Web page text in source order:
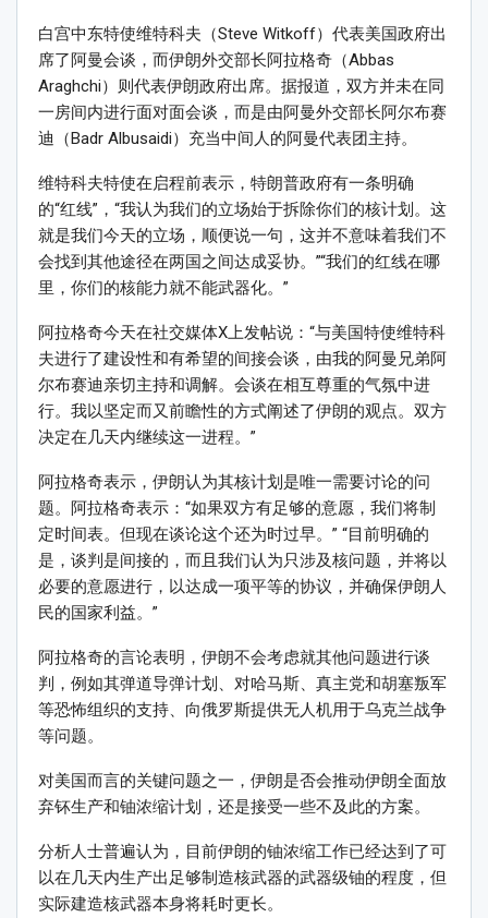
白宫中东特使维特科夫（Steve Witkoff）代表美国政府出
席了阿曼会谈，而伊朗外交部长阿拉格奇（Abbas
Araghchi）则代表伊朗政府出席。据报道，双方并未在同
一房间内进行面对面会谈，而是由阿曼外交部长阿尔布赛
迪（Badr Albusaidi）充当中间人的阿曼代表团主持。
维特科夫特使在启程前表示，特朗普政府有一条明确
的“红线”，“我认为我们的立场始于拆除你们的核计划。这
就是我们今天的立场，顺便说一句，这并不意味着我们不
会找到其他途径在两国之间达成妥协。”“我们的红线在哪
里，你们的核能力就不能武器化。”
阿拉格奇今天在社交媒体X上发帖说：“与美国特使维特科
夫进行了建设性和有希望的间接会谈，由我的阿曼兄弟阿
尔布赛迪亲切主持和调解。会谈在相互尊重的气氛中进
行。我以坚定而又前瞻性的方式阐述了伊朗的观点。双方
决定在几天内继续这一进程。”
阿拉格奇表示，伊朗认为其核计划是唯一需要讨论的问
题。阿拉格奇表示：“如果双方有足够的意愿，我们将制
定时间表。但现在谈论这个还为时过早。” “目前明确的
是，谈判是间接的，而且我们认为只涉及核问题，并将以
必要的意愿进行，以达成一项平等的协议，并确保伊朗人
民的国家利益。”
阿拉格奇的言论表明，伊朗不会考虑就其他问题进行谈
判，例如其弹道导弹计划、对哈马斯、真主党和胡塞叛军
等恐怖组织的支持、向俄罗斯提供无人机用于乌克兰战争
等问题。
对美国而言的关键问题之一，伊朗是否会推动伊朗全面放
弃钚生产和铀浓缩计划，还是接受一些不及此的方案。
分析人士普遍认为，目前伊朗的铀浓缩工作已经达到了可
以在几天内生产出足够制造核武器的武器级铀的程度，但
实际建造核武器本身将耗时更长。